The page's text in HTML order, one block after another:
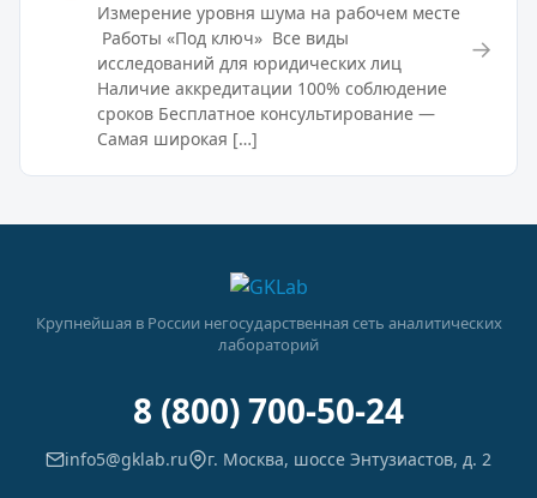
Измерение уровня шума на рабочем месте
Работы «Под ключ» Все виды
исследований для юридических лиц
Наличие аккредитации 100% соблюдение
сроков Бесплатное консультирование —
Самая широкая […]
→
Крупнейшая в России негосударственная сеть аналитических
лабораторий
8 (800) 700-50-24
info5@gklab.ru г. Москва, шоссе Энтузиастов, д. 2